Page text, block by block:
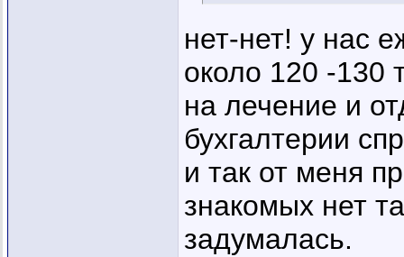
нет-нет! у нас
около 120 -130
на лечение и
бухгалтерии
и так от меня
знакомых нет
задумалась.